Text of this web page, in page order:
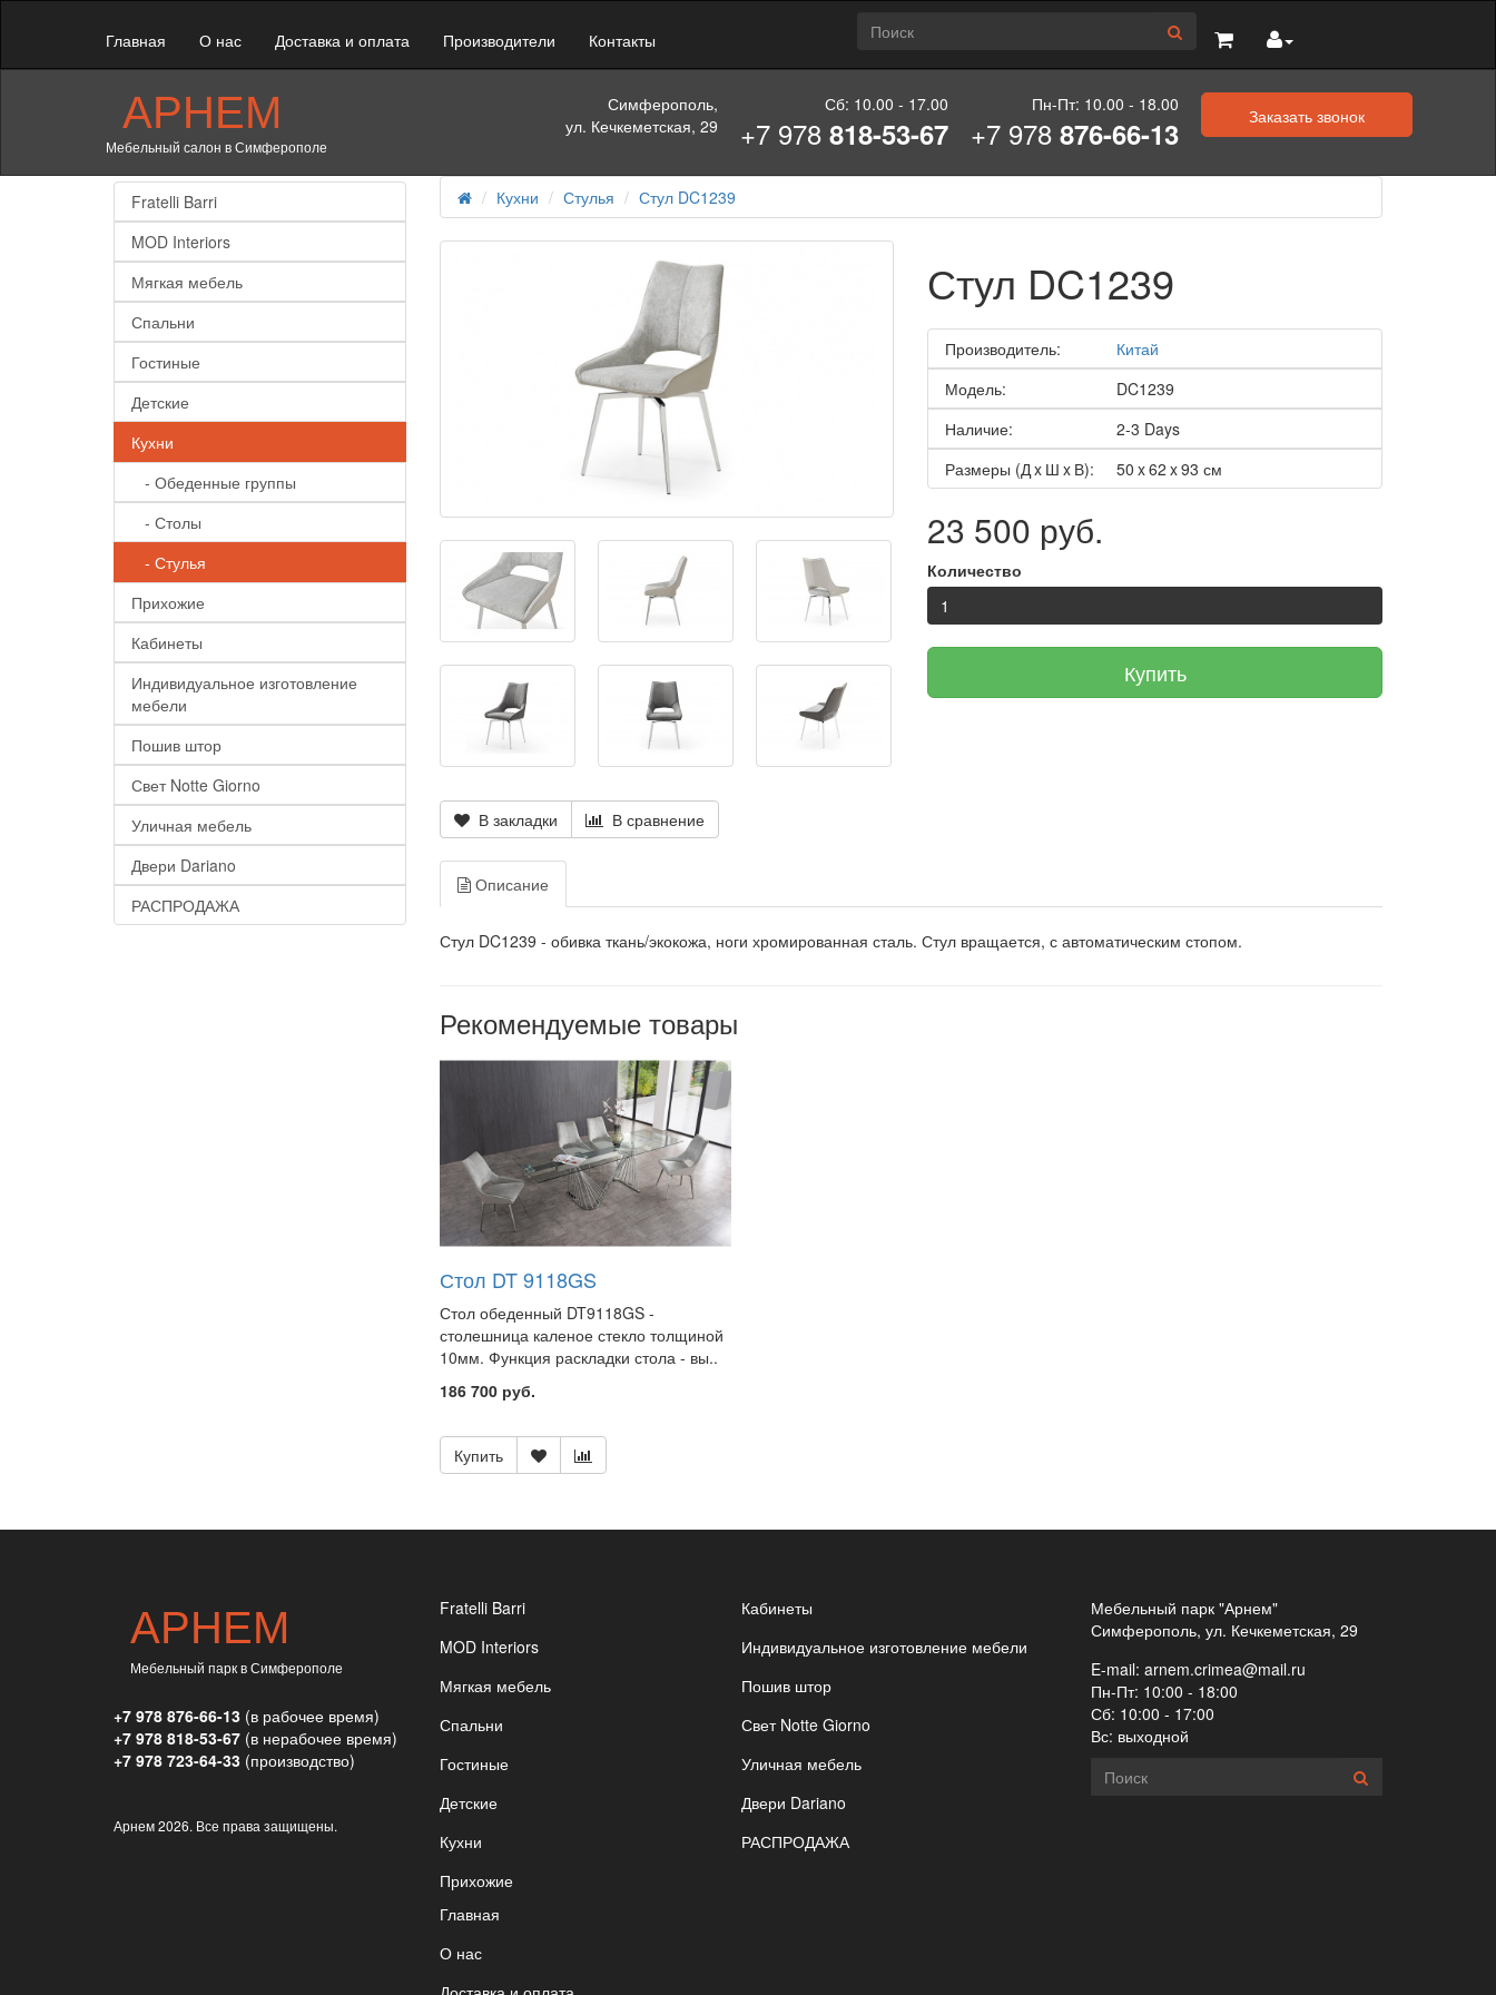
Главная О нас Доставка и оплата Производители Контакты
АРНЕМ
Мебельный салон в Симферополе
Симферополь,
ул. Кечкеметская, 29
Сб: 10.00 - 17.00
+7 978818-53-67
Пн-Пт: 10.00 - 18.00
+7 978876-66-13 Заказать звонок
Fratelli Barri
MOD Interiors
Мягкая мебель
Спальни
Гостиные
Детские
Кухни
- Обеденные группы
- Столы
- Стулья
Прихожие
Кабинеты
Индивидуальное изготовление
мебели
Пошив штор
Свет Notte Giorno
Уличная мебель
Двери Dariano
РАСПРОДАЖА
Кухни Стулья Стул DC1239
В закладки В сравнение
Стул DC1239
Производитель:
Китай
Модель:
DC1239
Наличие:
2-3 Days
Размеры (Д x Ш x В):
50 x 62 x 93 см
23 500 руб.
Количество
Купить
Описание
Стул DC1239 - обивка ткань/экокожа, ноги хромированная сталь. Стул вращается, с автоматическим стопом.
Рекомендуемые товары
Стол DT 9118GS
Стол обеденный DT9118GS -
столешница каленое стекло толщиной
10мм. Функция раскладки стола - вы..
186 700 руб.
Купить
АРНЕМ
Мебельный парк в Симферополе
+7 978 876-66-13 (в рабочее время)
+7 978 818-53-67 (в нерабочее время)
+7 978 723-64-33 (производство)
Арнем2026. Все права защищены.
Fratelli Barri
MOD Interiors
Мягкая мебель
Спальни
Гостиные
Детские
Кухни
Прихожие
Кабинеты
Индивидуальное изготовление мебели
Пошив штор
Свет Notte Giorno
Уличная мебель
Двери Dariano
РАСПРОДАЖА
Главная
О нас
Мебельный парк "Арнем"
Симферополь, ул. Кечкеметская, 29
E-mail: arnem.crimea@mail.ru
Пн-Пт: 10:00 - 18:00
Сб: 10:00 - 17:00
Вс: выходной